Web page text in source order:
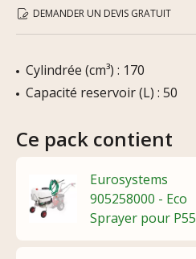
DEMANDER UN DEVIS GRATUIT
Cylindrée (cm³) : 170
Capacité reservoir (L) : 50
Ce pack contient
Eurosystems
905258000 - Eco
Sprayer pour P55